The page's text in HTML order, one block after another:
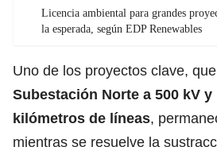
Licencia ambiental para grandes
la esperada, según EDP Renewables
Uno de los proyectos clave, que
Subestación Norte a 500 kV y
kilómetros de líneas,
mientras se resuelve la